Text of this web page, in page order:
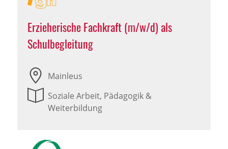
Erzieherische Fachkraft (m/w/d) als
Schulbegleitung
Mainleus
Soziale Arbeit, Pädagogik &
Weiterbildung